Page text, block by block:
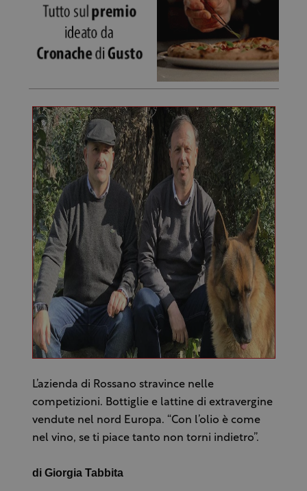
L’azienda di Rossano stravince nelle
competizioni. Bottiglie e lattine di extravergine
vendute nel nord Europa. “Con l’olio è come
nel vino, se ti piace tanto non torni indietro”.
di Giorgia Tabbita